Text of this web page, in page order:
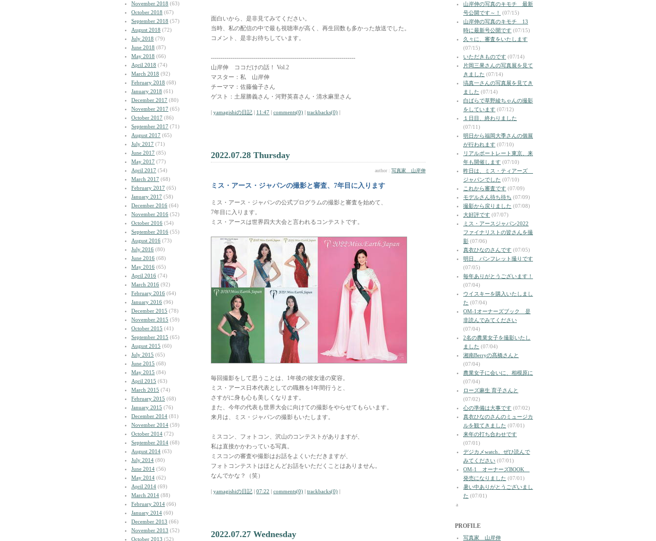
November 2018 (63)
October 2018 (67)
September 2018 (57)
August 2018 (72)
July 2018 (79)
June 2018 (87)
May 2018 (66)
April 2018 (74)
March 2018 (92)
February 2018 (68)
January 2018 (61)
December 2017 (80)
November 2017 (65)
October 2017 (86)
September 2017 (71)
August 2017 (65)
July 2017 (71)
June 2017 (85)
May 2017 (77)
April 2017 (54)
March 2017 (68)
February 2017 (65)
January 2017 (58)
December 2016 (64)
November 2016 (52)
October 2016 (54)
September 2016 (55)
August 2016 (73)
July 2016 (80)
June 2016 (68)
May 2016 (65)
April 2016 (74)
March 2016 (92)
February 2016 (64)
January 2016 (96)
December 2015 (78)
November 2015 (59)
October 2015 (41)
September 2015 (65)
August 2015 (60)
July 2015 (65)
June 2015 (68)
May 2015 (84)
April 2015 (63)
March 2015 (74)
February 2015 (68)
January 2015 (76)
December 2014 (81)
November 2014 (59)
October 2014 (72)
September 2014 (68)
August 2014 (63)
July 2014 (80)
June 2014 (56)
May 2014 (62)
April 2014 (69)
March 2014 (88)
February 2014 (66)
January 2014 (60)
December 2013 (66)
November 2013 (52)
October 2013 (52)
面白いから、是非見てみてください。
当時、私の配信の中で最も視聴率が高く、再生回数も多かった放送でした。
コメント、是非お待ちしています。
--------------------------------------------------------------------------
山岸伸 ココだけの話！ Vol.2
マスター：私 山岸伸
チーママ：佐藤倫子さん
ゲスト：土屋勝義さん・河野英喜さん・清水麻里さん
| yamagishiの日記 | 11:47 | comments(0) | trackbacks(0) |
2022.07.28 Thursday
author : 写真家 山岸伸
ミス・アース・ジャパンの撮影と審査、7年目に入ります
ミス・アース・ジャパンの公式プログラムの撮影と審査を始めて、
7年目に入ります。
ミス・アースは世界四大大会と言われるコンテストです。
毎回撮影をして思うことは、1年後の彼女達の変容。
ミス・アース日本代表としての職務を1年間行うと、
さすがに身も心も美しくなります。
また、今年の代表も世界大会に向けての撮影をやらせてもらいます。
来月は、ミス・ジャパンの撮影もいたします。
ミスコン、フォトコン、沢山のコンテストがありますが、
私は直接かかわっている写真。
ミスコンの審査や撮影はお話をよくいただきますが、
フォトコンテストはほとんどお話をいただくことはありません。
なんでかな？（笑）
| yamagishiの日記 | 07:22 | comments(0) | trackbacks(0) |
2022.07.27 Wednesday
山岸伸の写真のキモチ 最新
号公開です～！
(07/15)
山岸伸の写真のキモチ 13
時に最新号公開です (07/15)
久々に、審査をいたします
(07/15)
いただきものです (07/14)
片岡三果さんの写真展を見て
きました (07/14)
塙真一さんの写真展を見てき
ました (07/14)
白ばらで草野綾ちゃんの撮影
をしています (07/12)
１日目、終わりました
(07/11)
明日から福岡大季さんの個展
が行われます (07/10)
リアルポートレート東京、来
年も開催します (07/10)
昨日は、ミス・ティアーズ
ジャパンでした (07/10)
これから審査です (07/09)
モデルさん待ち待ち (07/09)
撮影から戻りました (07/08)
大好評です (07/07)
ミス・アースジャパン2022
ファイナリストの皆さんを撮
影 (07/06)
真衣ひなのさんです (07/05)
明日、パンフレット撮りです
(07/05)
毎年ありがとうございます！
(07/04)
ウイスキーを購入いたしまし
た (07/04)
OM-1オーナーズブック 是
非読んでみてください
(07/04)
2名の農業女子を撮影いたし
ました (07/04)
湘南Berryの髙橋さんと
(07/04)
農業女子に会いに、相模原に
(07/04)
ローズ麻生 育子さんと
(07/02)
心の準備は大事です (07/02)
真衣ひなのさんのミュージカ
ルを観てきました (07/01)
来年の打ち合わせです
(07/01)
デジカメwatch、ぜひ読んで
みてください (07/01)
OM-1 オーナーズBOOK
発売になりました (07/01)
暑い中ありがとうございまし
た (07/01)
a
PROFILE
写真家 山岸伸